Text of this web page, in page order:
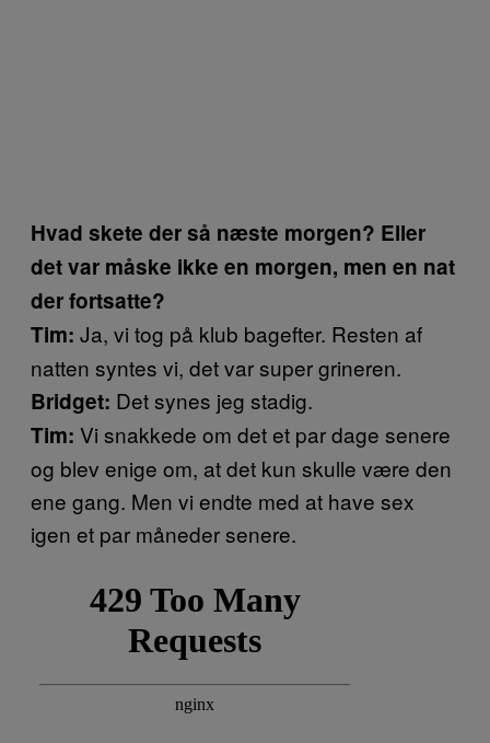
Hvad skete der så næste morgen? Eller
det var måske ikke en morgen, men en nat
der fortsatte?
Tim: Ja, vi tog på klub bagefter. Resten af
natten syntes vi, det var super grineren.
Bridget: Det synes jeg stadig.
Tim: Vi snakkede om det et par dage senere
og blev enige om, at det kun skulle være den
ene gang. Men vi endte med at have sex
igen et par måneder senere.